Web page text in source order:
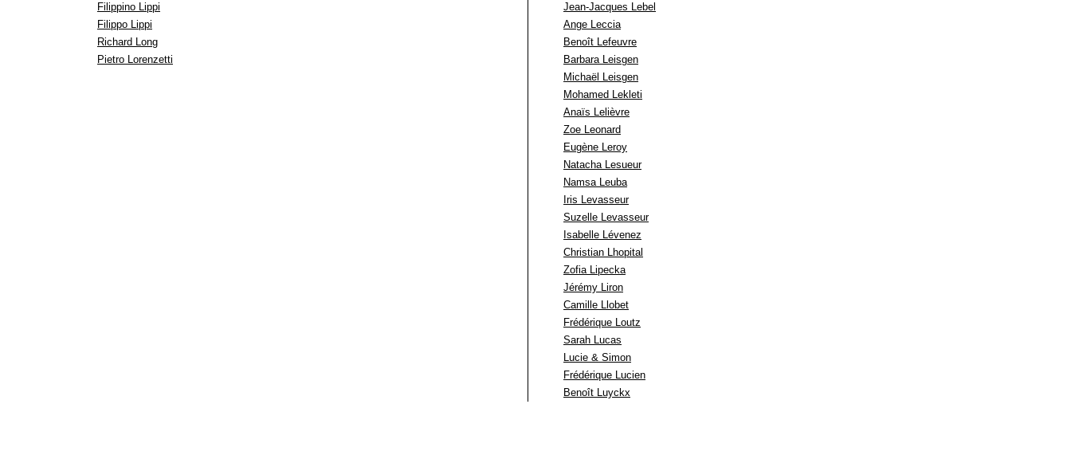
Filippino Lippi
Filippo Lippi
Richard Long
Pietro Lorenzetti
Jean-Jacques Lebel
Ange Leccia
Benoît Lefeuvre
Barbara Leisgen
Michaël Leisgen
Mohamed Lekleti
Anaïs Lelièvre
Zoe Leonard
Eugène Leroy
Natacha Lesueur
Namsa Leuba
Iris Levasseur
Suzelle Levasseur
Isabelle Lévenez
Christian Lhopital
Zofia Lipecka
Jérémy Liron
Camille Llobet
Frédérique Loutz
Sarah Lucas
Lucie & Simon
Frédérique Lucien
Benoît Luyckx